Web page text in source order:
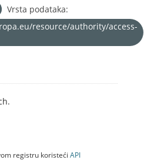
Vrsta podataka:
resource/authority/access-
registru koristeći API